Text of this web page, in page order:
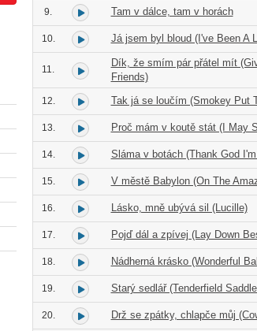
9. Tam v dálce, tam v horách
10. Já jsem byl bloud (I've Been A
11.
Dík, že smím pár přátel mít
Friends)
12. Tak já se loučím (Smokey Put
13. Proč mám v koutě stát (I May
14. Sláma v botách (Thank God
15. V městě Babylon (On The
16. Lásko, mně ubývá sil (Lucille)
17. Pojď dál a zpívej (Lay Down
18. Nádherná krásko (Wonderful
19. Starý sedlář (Tenderfield
20. Drž se zpátky, chlapče můj